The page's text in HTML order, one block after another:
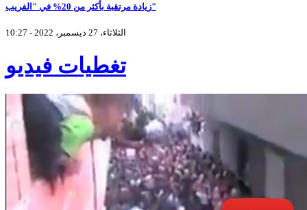
زيادة مرتقبة بأكثر من 20% في "الفريب"
الثلاثاء، 27 ديسمبر، 2022 - 10:27
تغطيات فيديو